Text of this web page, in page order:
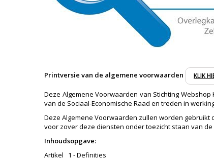
Printversie van de algemene voorwaarden KLIK
Deze Algemene Voorwaarden van Stichting
van de Sociaal-Economische Raad en treden in
Deze Algemene Voorwaarden zullen worden
voor zover deze diensten onder toezicht staan van
Inhoudsopgave:
Artikel 1 - Definities